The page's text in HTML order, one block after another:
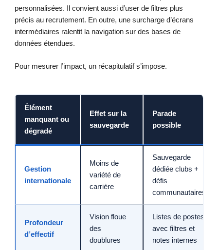
personnalisées. Il convient aussi d’user de filtres plus
précis au recrutement. En outre, une surcharge d’écrans
intermédiaires ralentit la navigation sur des bases de
données étendues.
Pour mesurer l’impact, un récapitulatif s’impose.
Élément
manquant ou
dégradé
Effet sur la
sauvegarde
Parade
possible
Gestion
internationale
Moins de
variété de
carrière
Sauvegarde
dédiée clubs +
défis
communautaires
Profondeur
d’effectif
Vision floue
des
doublures
Listes de postes
avec filtres et
notes internes